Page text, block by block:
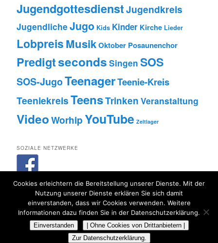
JugendgottesdienstJugendkreis
JugendlicheJugo Kids Kinder Kirche Lieder
LobpreisMusikOktober Posaunenchor
Predigtseconds Singen SOS
SOS-JugoTeenagerTeenie-Kreis
TeeniekreisTeensTrinken Veranstaltung
VideoWorhipYouTube Zeltlager
SOZIALE NETZWERKE
Datenschutzerklärung Stolz präsentiert von WordPress
Cookies erleichtern die Bereitstellung unserer Dienste. Mit der
Nutzung unserer Dienste erklären Sie sich damit
einverstanden, dass wir Cookies verwenden. Weitere
Informationen dazu finden Sie in der Datenschutzerklärung.
Einverstanden
| Ohne Cookies von Drittanbietern |
Zur Datenschutzerklärung.